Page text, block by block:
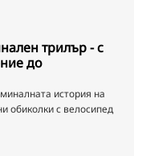
трилър - с
до
история на
обиколки с велосипед